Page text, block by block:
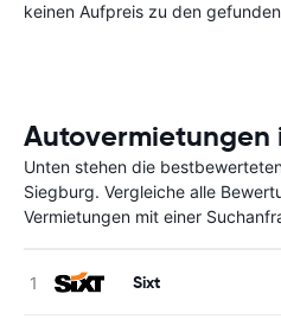
keinen Aufpreis zu den
Autovermietungen
Unten stehen die
Siegburg. Vergleiche alle
Vermietungen mit einer
Sixt